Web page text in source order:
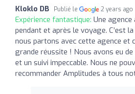
Kloklo DB Publié le 2 years ago
Expérience fantastique: Une agence
pendant et après le voyage. C’est
nous partons avec cette agence et
grande réussite ! Nous avons eu
et un suivi impeccable. Nous ne
recommander Amplitudes à tous